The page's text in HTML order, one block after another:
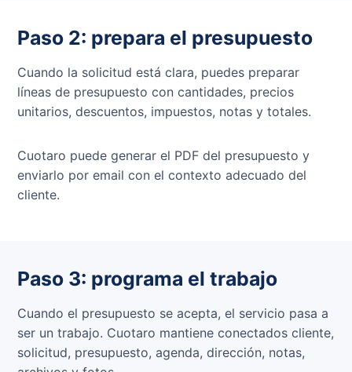
Paso 2: prepara el presupuesto
Cuando la solicitud está clara, puedes preparar
líneas de presupuesto con cantidades, precios
unitarios, descuentos, impuestos, notas y totales.
Cuotaro puede generar el PDF del presupuesto y
enviarlo por email con el contexto adecuado del
cliente.
Paso 3: programa el trabajo
Cuando el presupuesto se acepta, el servicio pasa a
ser un trabajo. Cuotaro mantiene conectados cliente,
solicitud, presupuesto, agenda, dirección, notas,